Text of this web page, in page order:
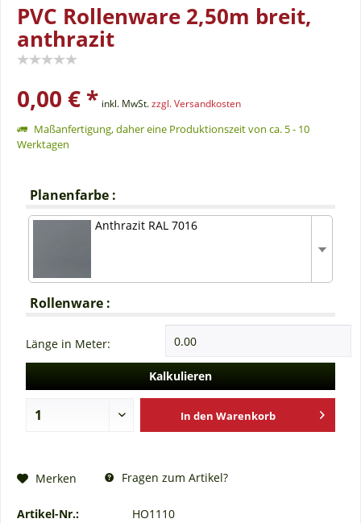
PVC Rollenware 2,50m breit,
anthrazit
0,00 € * inkl. MwSt.zzgl. Versandkosten
Maßanfertigung, daher eine Produktionszeit von ca. 5 - 10
Werktagen
Planenfarbe :
Anthrazit RAL 7016
Rollenware :
Länge in Meter:
Kalkulieren
In den Warenkorb
Merken Fragen zum Artikel?
Artikel-Nr.: HO1110